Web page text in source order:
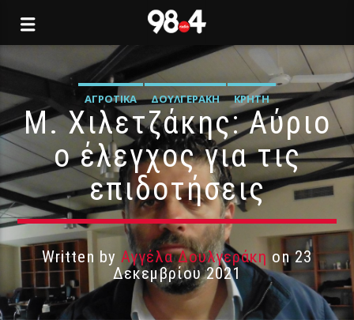
ΑΓΡΟΤΙΚΆ ΔΟΥΛΓΕΡΆΚΗ ΚΡΉΤΗ
Μ. Χιλετζάκης: Αύριο
ο έλεγχος για τις
επιδοτήσεις
Written by Αγγέλα Δουλγεράκη on 23
Δεκεμβρίου 2021